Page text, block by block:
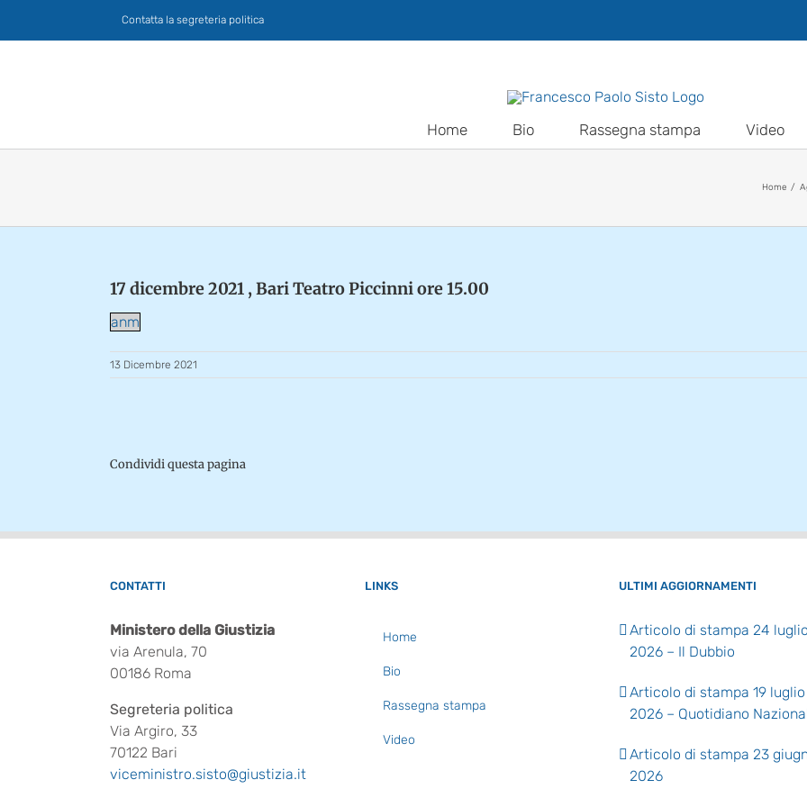
Contatta la segreteria politica
Home Bio Rassegna stampa Video
Home
17 dicembre 2021 , Bari Teatro Piccinni ore 15.00
anm
13 Dicembre 2021
Condividi questa pagina
CONTATTI
Ministero della Giustizia
via Arenula, 70
00186 Roma
Segreteria politica
Via Argiro, 33
70122 Bari
viceministro.sisto@giustizia.it
LINKS
Home
Bio
Rassegna stampa
Video
ULTIMI AGGIORNAMENTI
Articolo di stampa 24 luglio
2026 – Il Dubbio
Articolo di stampa 19 luglio
2026 – Quotidiano
Articolo di stampa 23
2026